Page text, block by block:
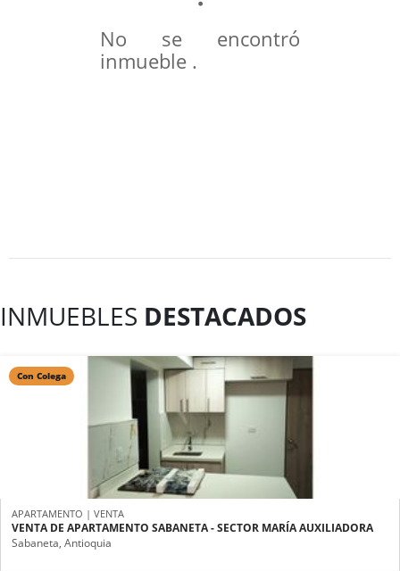
No se encontró
inmueble .
INMUEBLES DESTACADOS
Con Colega
APARTAMENTO | VENTA
VENTA DE APARTAMENTO SABANETA - SECTOR MARÍA AUXILIADORA
Sabaneta, Antioquia